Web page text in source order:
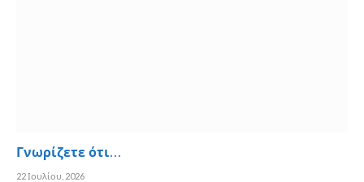
Γνωρίζετε ότι…
22 Ιουλίου, 2026